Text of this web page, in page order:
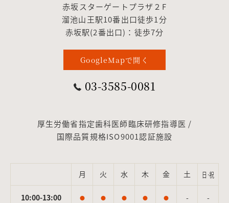
赤坂スターゲートプラザ２F
溜池山王駅10番出口徒歩1分
赤坂駅(2番出口)：徒歩7分
GoogleMapで開く
03-3585-0081
厚生労働省指定歯科医師臨床研修指導医 /
国際品質規格ISO9001認証施設
月 火 水 木 金 土 日·祝
10:00-13:00 ● ● ● ● ● - -